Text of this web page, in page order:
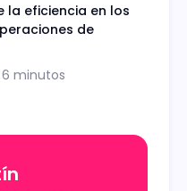
la eficiencia en los
de
minutos